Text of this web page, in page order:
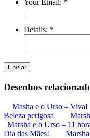
Your Email: *
Details: *
Enviar
Desenhos
Masha e o Urso – Viva!
Beleza perigosa
Marsha e o Urso – 11
Dia das Mães!